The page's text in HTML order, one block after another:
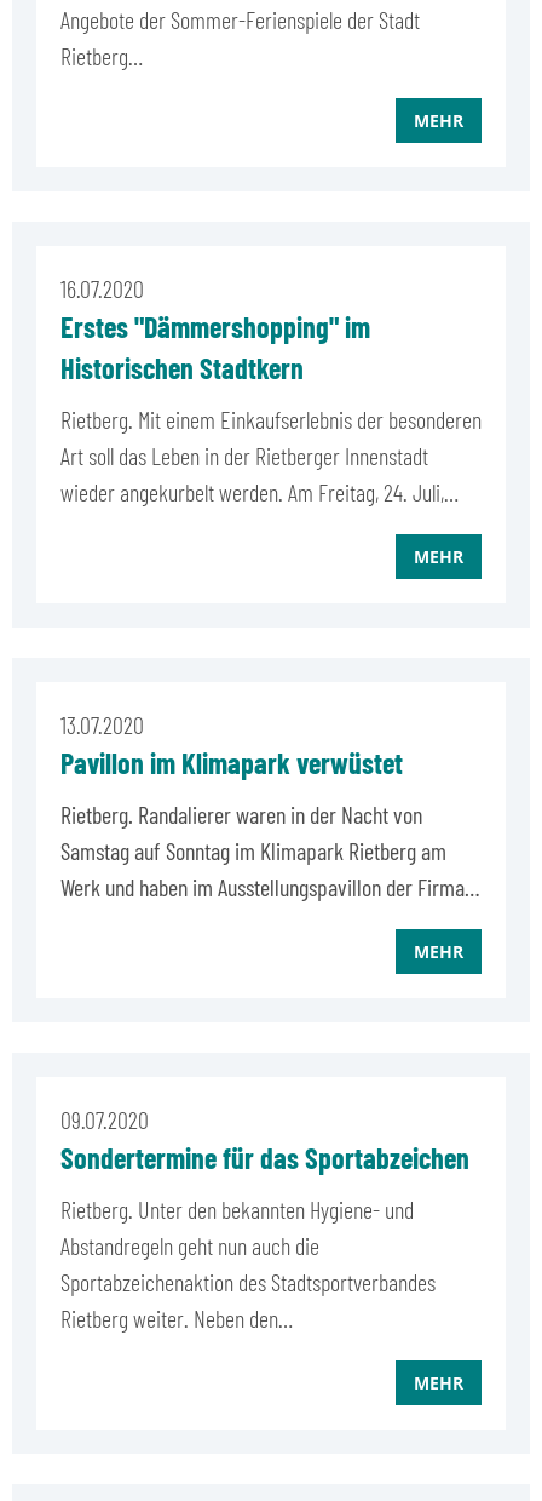
Angebote der Sommer-Ferienspiele der Stadt
Rietberg…
MEHR
16.07.2020
Erstes "Dämmershopping" im
Historischen Stadtkern
Rietberg. Mit einem Einkaufserlebnis der besonderen
Art soll das Leben in der Rietberger Innenstadt
wieder angekurbelt werden. Am Freitag, 24. Juli,…
MEHR
13.07.2020
Pavillon im Klimapark verwüstet
Rietberg. Randalierer waren in der Nacht von
Samstag auf Sonntag im Klimapark Rietberg am
Werk und haben im Ausstellungspavillon der Firma…
MEHR
09.07.2020
Sondertermine für das Sportabzeichen
Rietberg. Unter den bekannten Hygiene- und
Abstandregeln geht nun auch die
Sportabzeichenaktion des Stadtsportverbandes
Rietberg weiter. Neben den…
MEHR